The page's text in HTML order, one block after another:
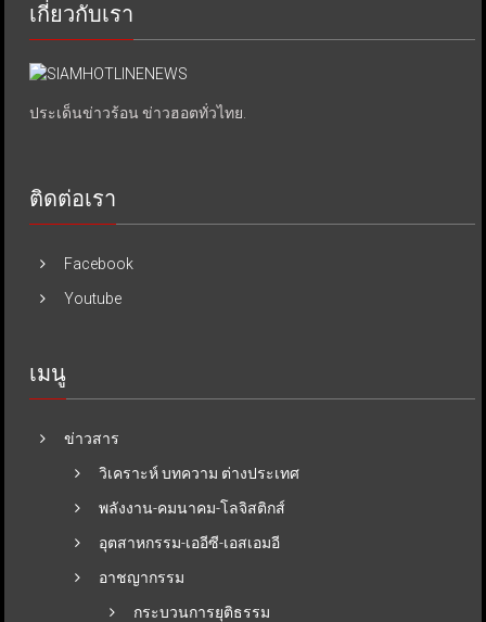
เกี่ยวกับเรา
ประเด็นข่าวร้อน ข่าวฮอตทั่วไทย.
ติดต่อเรา
Facebook
Youtube
เมนู
ข่าวสาร
วิเคราะห์ บทความ ต่างประเทศ
พลังงาน-คมนาคม-โลจิสติกส์
อุตสาหกรรม-เออีซี-เอสเอมอี
อาชญากรรม
กระบวนการยุติธรรม